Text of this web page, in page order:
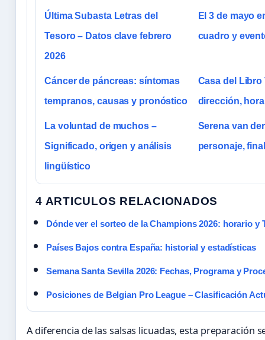
Última Subasta Letras del
Tesoro – Datos clave febrero
2026
El 3 de mayo
cuadro y
Cáncer de páncreas: síntomas
tempranos, causas y pronóstico
Casa del Libro
dirección,
La voluntad de muchos –
Significado, origen y análisis
lingüístico
Serena van
personaje,
4 ARTICULOS RELACIONADOS
Dónde ver el sorteo de la Champions 2026: horario y
Países Bajos contra España: historial y estadísticas
Semana Santa Sevilla 2026: Fechas, Programa y
Posiciones de Belgian Pro League – Clasificación
A diferencia de las salsas licuadas, esta preparación